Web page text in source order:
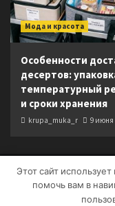
Мода и красота
Особенности
десертов:
температурный
и сроки хранения
krupa_muka_r 9 июня
Copyright © Все
Этот сайт
помочь вам в